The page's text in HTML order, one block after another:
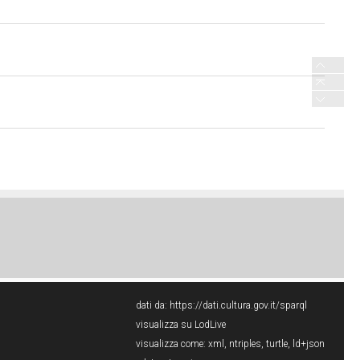
dati da: https://dati.cultura.gov.it/sparql
visualizza su LodLive
visualizza come: xml , ntriples, turtle, ld+json